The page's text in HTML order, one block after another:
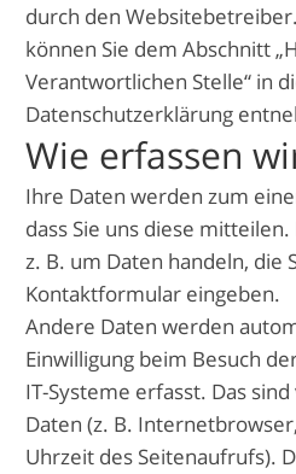
durch den
können Sie dem Abschnitt
Verantwortlichen Stelle“ in
Datenschutzerklärung
Wie erfassen
Ihre Daten werden zum
dass Sie uns diese
z. B. um Daten handeln, die
Kontaktformular eingeben.
Andere Daten werden
Einwilligung beim Besuch
IT-Systeme erfasst. Das
Daten (z. B.
Uhrzeit des Seitenaufrufs).